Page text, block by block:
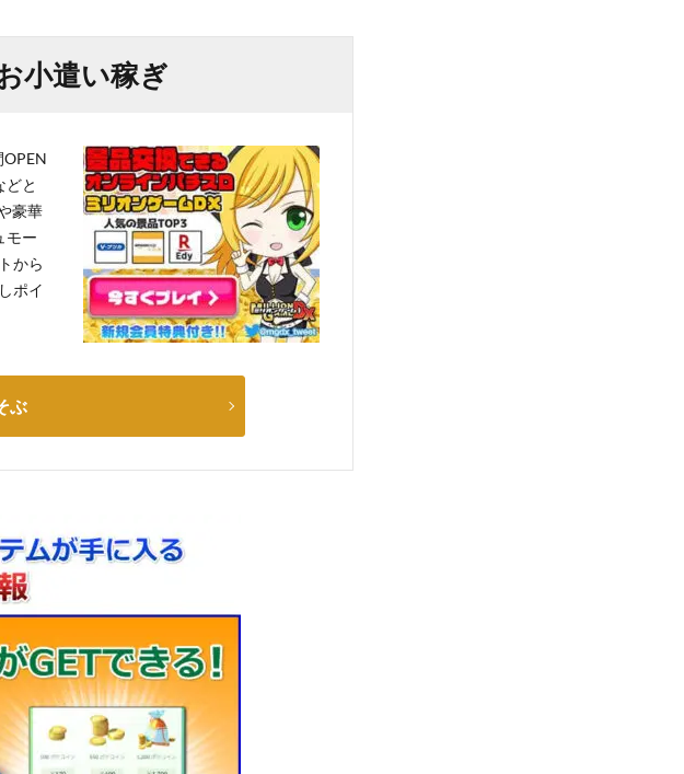
小遣い稼ぎ
どと
豪華
モー
から
ポイ
ぶ